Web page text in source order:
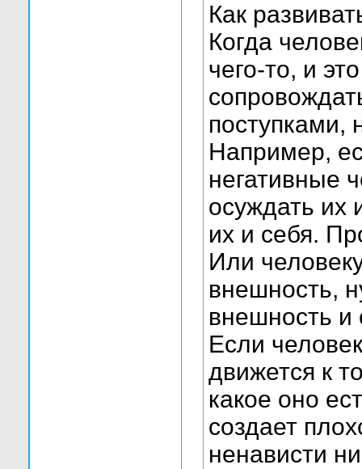
Как
Когда
чего-то, и
поступками,
Например,
негативные
осуждать их
их и себя.
Или
внешность,
внешность и
Если
движется к
какое оно
создает
ненависти